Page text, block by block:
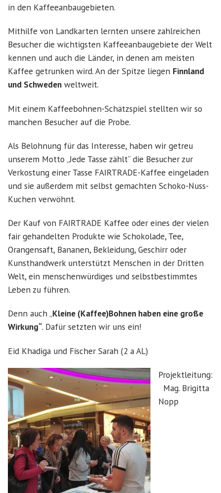
in den Kaffeeanbaugebieten.
Mithilfe von Landkarten lernten unsere zahlreichen
Besucher die wichtigsten Kaffeeanbaugebiete der Welt
kennen und auch die Länder, in denen am meisten
Kaffee getrunken wird. An der Spitze liegen Finnland
und Schweden weltweit.
Mit einem Kaffeebohnen-Schätzspiel stellten wir so
manchen Besucher auf die Probe.
Als Belohnung für das Interesse, haben wir getreu
unserem Motto „Jede Tasse zählt“ die Besucher zur
Verkostung einer Tasse FAIRTRADE-Kaffee eingeladen
und sie außerdem mit selbst gemachten Schoko-Nuss-
Kuchen verwöhnt.
Der Kauf von FAIRTRADE Kaffee oder eines der vielen
fair gehandelten Produkte wie Schokolade, Tee,
Orangensaft, Bananen, Bekleidung, Geschirr oder
Kunsthandwerk unterstützt Menschen in der Dritten
Welt, ein menschenwürdiges und selbstbestimmtes
Leben zu führen.
Denn auch „Kleine (Kaffee)Bohnen haben eine große
Wirkung“. Dafür setzten wir uns ein!
Eid Khadiga und Fischer Sarah (2 a AL)
Projektleitung:
Mag. Brigitta
Nopp